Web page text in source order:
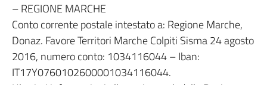
– REGIONE MARCHE
Conto corrente postale intestato a: Regione Marche,
Donaz. Favore Territori Marche Colpiti Sisma 24 agosto
2016, numero conto: 1034116044 – Iban:
IT17Y0760102600001034116044.